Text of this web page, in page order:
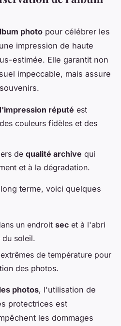
photo pour célébrer les
impression de haute
estimée. Elle garantit non
impeccable, mais assure
réputé est
couleurs fidèles et des
de qualité archive qui
et à la dégradation.
terme, voici quelques
un endroit sec et à l'abri
soleil.
de température pour
des photos.
photos, l'utilisation de
protectrices est
les dommages